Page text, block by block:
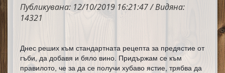
Публикувана: 12/10/2019 16:21:47 / Видяна:
14321
Днес реших към стандартната рецепта за предястие от
гъби, да добавя и бяло вино. Придържам се към
правилото, че за да се получи хубаво ястие, трябва да